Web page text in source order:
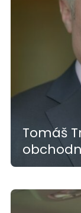
Tomáš